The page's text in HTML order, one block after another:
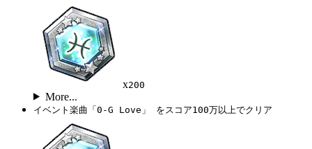
x200
More...
イベント楽曲「0-G Love」 をスコア100万以上でクリア